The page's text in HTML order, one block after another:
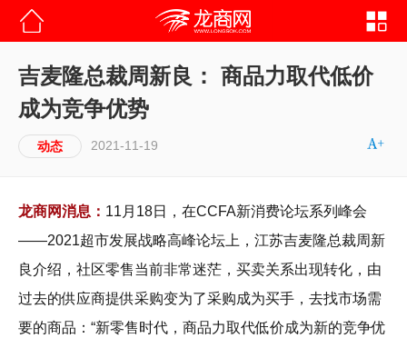
吉麦隆总裁周新良： 商品力取代低价
成为竞争优势
动态 2021-11-19
龙商网消息： 11月18日，在CCFA新消费论坛系列峰会
——2021超市发展战略高峰论坛上，江苏吉麦隆总裁周新
良介绍，社区零售当前非常迷茫，买卖关系出现转化，由
过去的供应商提供采购变为了采购成为买手，去找市场需
要的商品：“新零售时代，商品力取代低价成为新的竞争优